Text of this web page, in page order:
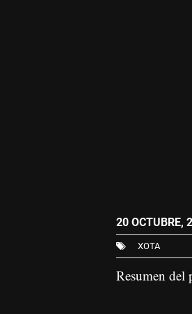
20 OCTUBRE,
XOTA
Resumen del